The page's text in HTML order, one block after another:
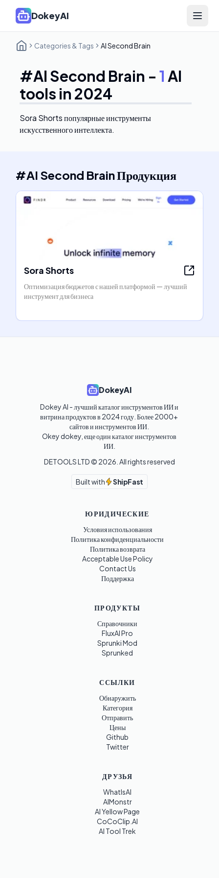
DokeyAI Open
Categories & Tags AI Second Brain
#AI Second Brain - 1 AI
tools in 2024
Sora Shortsпопулярные инструменты
искусственного интеллекта.
#AI Second BrainПродукция
Sora Shorts
Оптимизация бюджетов с нашей платформой — лучший
инструмент для бизнеса
DokeyAI
Dokey AI - лучший каталог инструментов ИИ и
витрина продуктов в 2024 году. Более 2000+
сайтов и инструментов ИИ.
Okey dokey, еще один каталог инструментов
ИИ.
DETOOLS LTD © 2026 . All rights reserved
Built with ShipFast
ЮРИДИЧЕСКИЕ
Условия использования
Политика конфиденциальности
Политика возврата
Acceptable Use Policy
Contact Us
Поддержка
ПРОДУКТЫ
Справочники
FluxAI Pro
Sprunki Mod
Sprunked
ССЫЛКИ
Обнаружить
Категория
Отправить
Цены
Github
Twitter
ДРУЗЬЯ
WhatIsAI
AIMonstr
AI Yellow Page
CoCoClip.AI
AI Tool Trek